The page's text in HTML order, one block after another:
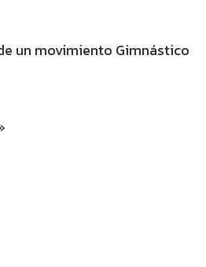
un movimiento Gimnástico